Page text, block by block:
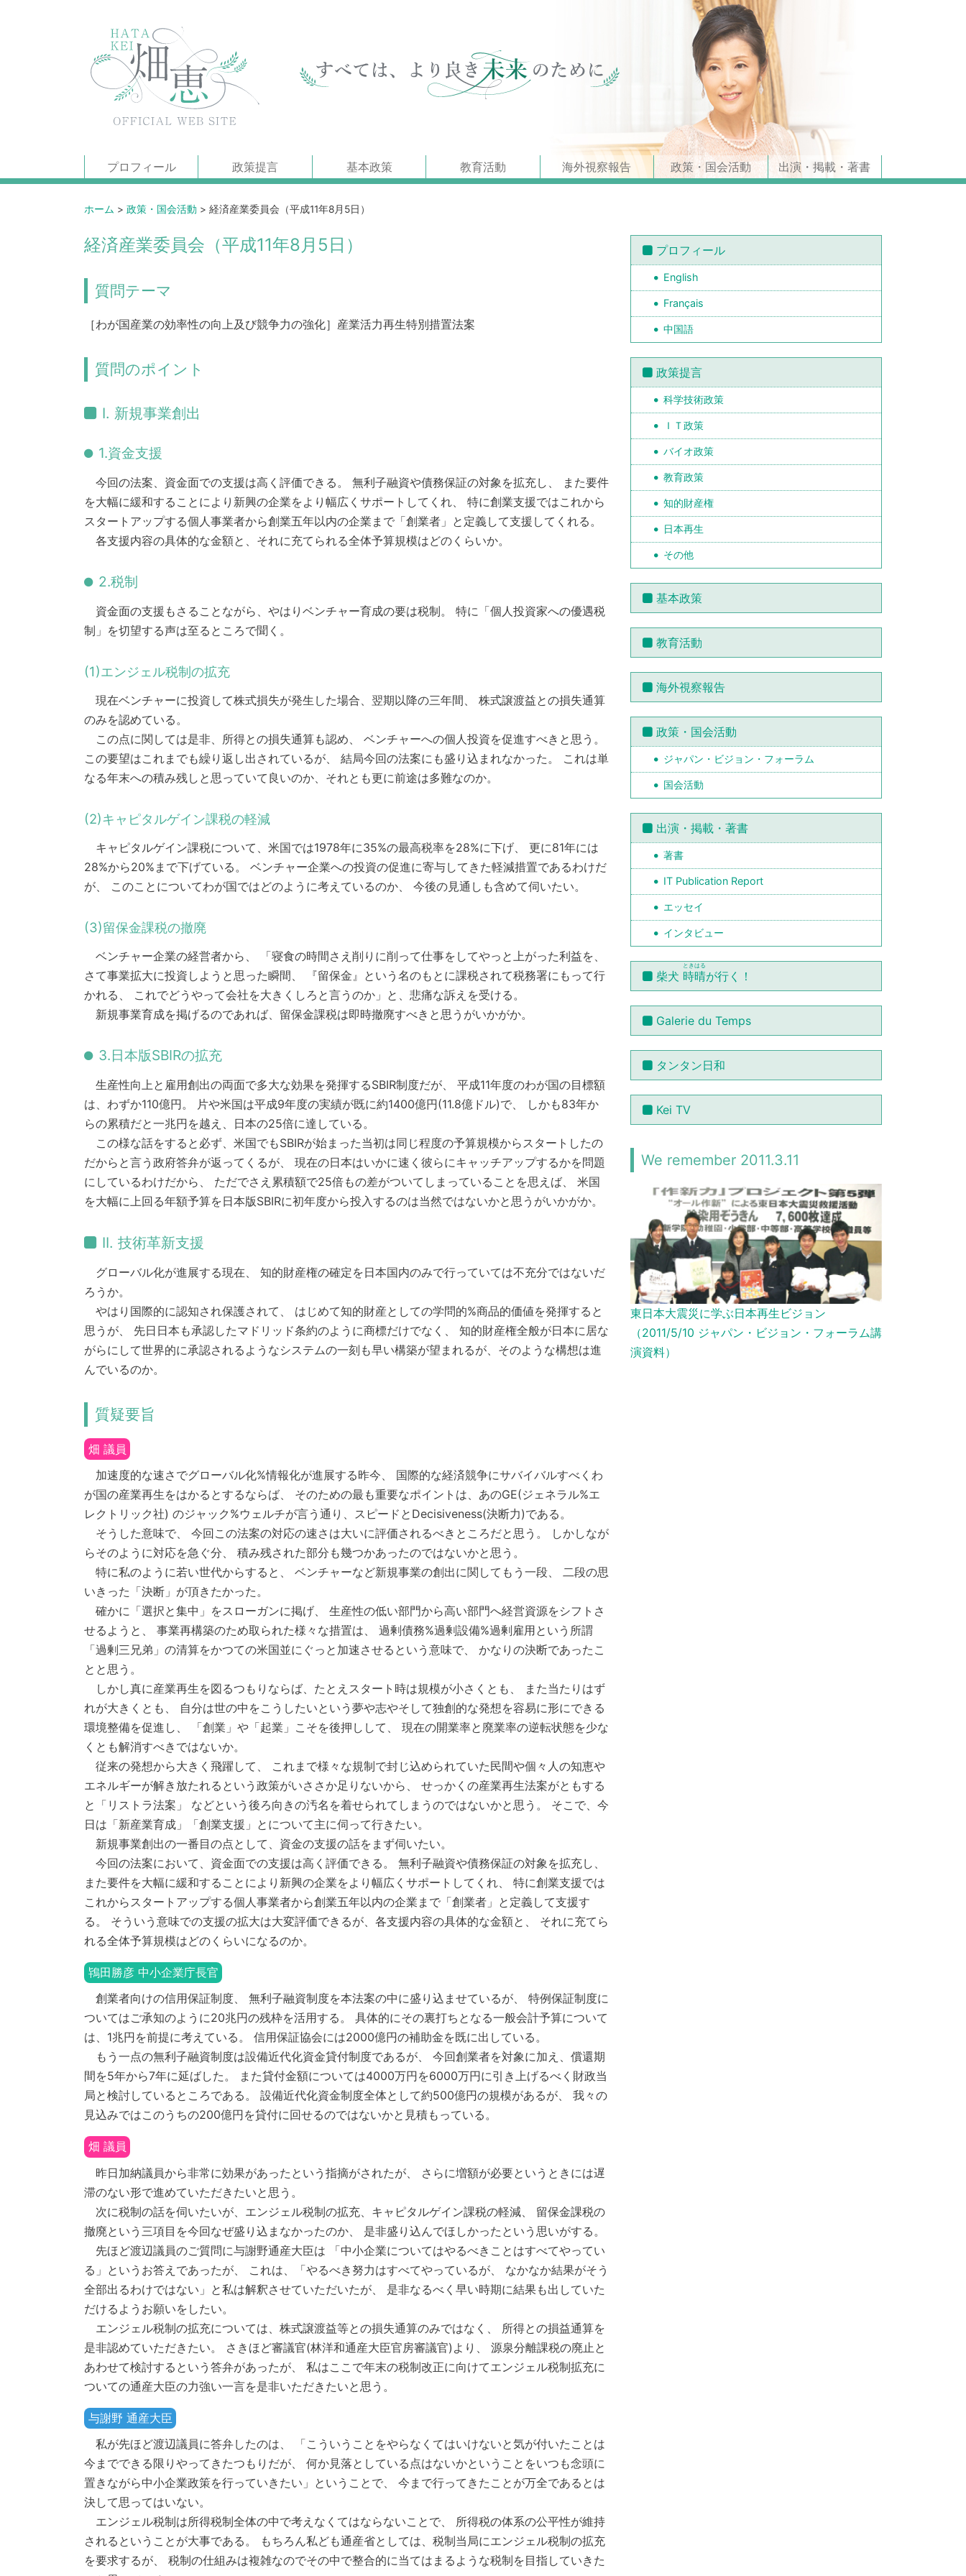
プロフィール 政策提言 基本政策 教育活動 海外視察報告 政策・国会活動 出演・掲載・著書
ホーム > 政策・国会活動 > 経済産業委員会（平成11年8月5日）
経済産業委員会（平成11年8月5日）
質問テーマ
［わが国産業の効率性の向上及び競争力の強化］産業活力再生特別措置法案
質問のポイント
I. 新規事業創出
1.資金支援
今回の法案、資金面での支援は高く評価できる。 無利子融資や債務保証の対象を拡充し、 また要件
を大幅に緩和することにより新興の企業をより幅広くサポートしてくれ、 特に創業支援ではこれから
スタートアップする個人事業者から創業五年以内の企業まで「創業者」と定義して支援してくれる。
各支援内容の具体的な金額と、それに充てられる全体予算規模はどのくらいか。
2.税制
資金面の支援もさることながら、やはりベンチャー育成の要は税制。 特に「個人投資家への優遇税
制」を切望する声は至るところで聞く。
(1)エンジェル税制の拡充
現在ベンチャーに投資して株式損失が発生した場合、翌期以降の三年間、 株式譲渡益との損失通算
のみを認めている。
この点に関しては是非、所得との損失通算も認め、 ベンチャーへの個人投資を促進すべきと思う。
この要望はこれまでも繰り返し出されているが、 結局今回の法案にも盛り込まれなかった。 これは単
なる年末への積み残しと思っていて良いのか、それとも更に前途は多難なのか。
(2)キャピタルゲイン課税の軽減
キャピタルゲイン課税について、米国では1978年に35%の最高税率を28%に下げ、 更に81年には
28%から20%まで下げている。 ベンチャー企業への投資の促進に寄与してきた軽減措置であるわけだ
が、 このことについてわが国ではどのように考えているのか、 今後の見通しも含めて伺いたい。
(3)留保金課税の撤廃
ベンチャー企業の経営者から、 「寝食の時間さえ削りに削って仕事をしてやっと上がった利益を、
さて事業拡大に投資しようと思った瞬間、 『留保金』という名のもとに課税されて税務署にもって行
かれる、 これでどうやって会社を大きくしろと言うのか」と、悲痛な訴えを受ける。
新規事業育成を掲げるのであれば、留保金課税は即時撤廃すべきと思うがいかがか。
3.日本版SBIRの拡充
生産性向上と雇用創出の両面で多大な効果を発揮するSBIR制度だが、 平成11年度のわが国の目標額
は、わずか110億円。 片や米国は平成9年度の実績が既に約1400億円(11.8億ドル)で、 しかも83年か
らの累積だと一兆円を越え、日本の25倍に達している。
この様な話をすると必ず、米国でもSBIRが始まった当初は同じ程度の予算規模からスタートしたの
だからと言う政府答弁が返ってくるが、 現在の日本はいかに速く彼らにキャッチアップするかを問題
にしているわけだから、 ただでさえ累積額で25倍もの差がついてしまっていることを思えば、 米国
を大幅に上回る年額予算を日本版SBIRに初年度から投入するのは当然ではないかと思うがいかがか。
II. 技術革新支援
グローバル化が進展する現在、 知的財産権の確定を日本国内のみで行っていては不充分ではないだ
ろうか。
やはり国際的に認知され保護されて、 はじめて知的財産としての学問的%商品的価値を発揮すると
思うが、 先日日本も承認したマドリッド条約のように商標だけでなく、 知的財産権全般が日本に居な
がらにして世界的に承認されるようなシステムの一刻も早い構築が望まれるが、そのような構想は進
んでいるのか。
質疑要旨
畑 議員
加速度的な速さでグローバル化%情報化が進展する昨今、 国際的な経済競争にサバイバルすべくわ
が国の産業再生をはかるとするならば、 そのための最も重要なポイントは、あのGE(ジェネラル%エ
レクトリック社) のジャック%ウェルチが言う通り、スピードとDecisiveness(決断力)である。
そうした意味で、 今回この法案の対応の速さは大いに評価されるべきところだと思う。 しかしなが
らそのように対応を急ぐ分、 積み残された部分も幾つかあったのではないかと思う。
特に私のように若い世代からすると、 ベンチャーなど新規事業の創出に関してもう一段、 二段の思
いきった「決断」が頂きたかった。
確かに「選択と集中」をスローガンに掲げ、 生産性の低い部門から高い部門へ経営資源をシフトさ
せるようと、 事業再構築のため取られた様々な措置は、 過剰債務%過剰設備%過剰雇用という所謂
「過剰三兄弟」の清算をかつての米国並にぐっと加速させるという意味で、 かなりの決断であったこ
とと思う。
しかし真に産業再生を図るつもりならば、たとえスタート時は規模が小さくとも、 また当たりはず
れが大きくとも、 自分は世の中をこうしたいという夢や志やそして独創的な発想を容易に形にできる
環境整備を促進し、 「創業」や「起業」こそを後押しして、 現在の開業率と廃業率の逆転状態を少な
くとも解消すべきではないか。
従来の発想から大きく飛躍して、 これまで様々な規制で封じ込められていた民間や個々人の知恵や
エネルギーが解き放たれるという政策がいささか足りないから、 せっかくの産業再生法案がともする
と「リストラ法案」 などという後ろ向きの汚名を着せられてしまうのではないかと思う。 そこで、今
日は「新産業育成」「創業支援」とについて主に伺って行きたい。
新規事業創出の一番目の点として、資金の支援の話をまず伺いたい。
今回の法案において、資金面での支援は高く評価できる。 無利子融資や債務保証の対象を拡充し、
また要件を大幅に緩和することにより新興の企業をより幅広くサポートしてくれ、 特に創業支援では
これからスタートアップする個人事業者から創業五年以内の企業まで「創業者」と定義して支援す
る。 そういう意味での支援の拡大は大変評価できるが、各支援内容の具体的な金額と、 それに充てら
れる全体予算規模はどのくらいになるのか。
鴇田勝彦 中小企業庁長官
創業者向けの信用保証制度、 無利子融資制度を本法案の中に盛り込ませているが、 特例保証制度に
ついてはご承知のように20兆円の残枠を活用する。 具体的にその裏打ちとなる一般会計予算について
は、1兆円を前提に考えている。 信用保証協会には2000億円の補助金を既に出している。
もう一点の無利子融資制度は設備近代化資金貸付制度であるが、 今回創業者を対象に加え、償還期
間を5年から7年に延ばした。 また貸付金額については4000万円を6000万円に引き上げるべく財政当
局と検討しているところである。 設備近代化資金制度全体として約500億円の規模があるが、 我々の
見込みではこのうちの200億円を貸付に回せるのではないかと見積もっている。
畑 議員
昨日加納議員から非常に効果があったという指摘がされたが、 さらに増額が必要というときには遅
滞のない形で進めていただきたいと思う。
次に税制の話を伺いたいが、エンジェル税制の拡充、キャピタルゲイン課税の軽減、 留保金課税の
撤廃という三項目を今回なぜ盛り込まなかったのか、 是非盛り込んでほしかったという思いがする。
先ほど渡辺議員のご質問に与謝野通産大臣は 「中小企業についてはやるべきことはすべてやってい
る」というお答えであったが、 これは、「やるべき努力はすべてやっているが、 なかなか結果がそう
全部出るわけではない」と私は解釈させていただいたが、 是非なるべく早い時期に結果も出していた
だけるようお願いをしたい。
エンジェル税制の拡充については、株式譲渡益等との損失通算のみではなく、 所得との損益通算を
是非認めていただきたい。 さきほど審議官(林洋和通産大臣官房審議官)より、 源泉分離課税の廃止と
あわせて検討するという答弁があったが、 私はここで年末の税制改正に向けてエンジェル税制拡充に
ついての通産大臣の力強い一言を是非いただきたいと思う。
与謝野 通産大臣
私が先ほど渡辺議員に答弁したのは、 「こういうことをやらなくてはいけないと気が付いたことは
今までできる限りやってきたつもりだが、 何か見落としている点はないかということをいつも念頭に
置きながら中小企業政策を行っていきたい」ということで、 今まで行ってきたことが万全であるとは
決して思ってはいない。
エンジェル税制は所得税制全体の中で考えなくてはならないことで、 所得税の体系の公平性が維持
されるということが大事である。 もちろん私ども通産省としては、税制当局にエンジェル税制の拡充
を要求するが、 税制の仕組みは複雑なのでその中で整合的に当てはまるような税制を目指していきた
プロフィール
English
Français
中国語
政策提言
科学技術政策
ＩＴ政策
バイオ政策
教育政策
知的財産権
日本再生
その他
基本政策
教育活動
海外視察報告
政策・国会活動
ジャパン・ビジョン・フォーラム
国会活動
出演・掲載・著書
著書
IT Publication Report
エッセイ
インタビュー
柴犬 時晴
ときはる
が行く！
Galerie du Temps
タンタン日和
Kei TV
We remember 2011.3.11
東日本大震災に学ぶ日本再生ビジョン
（2011/5/10 ジャパン・ビジョン・フォーラム講
演資料）